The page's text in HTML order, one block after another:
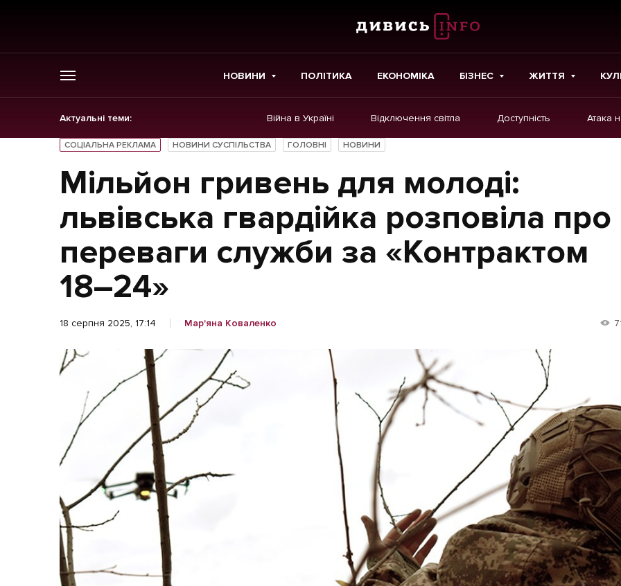
НОВИНИ ПОЛІТИКА ЕКОНОМІКА БІЗНЕС ЖИТТЯ
Актуальні теми: Війна в Україні Відключення світла Доступність Атака
ГОЛОВНЕ
Новини
Політика
Економіка
Бізнес
Життя
Культура
Афіша
Картки
Репортаж
Розслідування
Погляди
[email protected]
Політика
СОЦІАЛЬНА РЕКЛАМА НОВИНИ СУСПІЛЬСТВА ГОЛОВНІ НОВИНИ
Мільйон гривень для молоді:
львівська гвардійка розповіла про
переваги служби за «Контрактом
18–24»
18 серпня 2025, 17:14 Мар'яна Коваленко